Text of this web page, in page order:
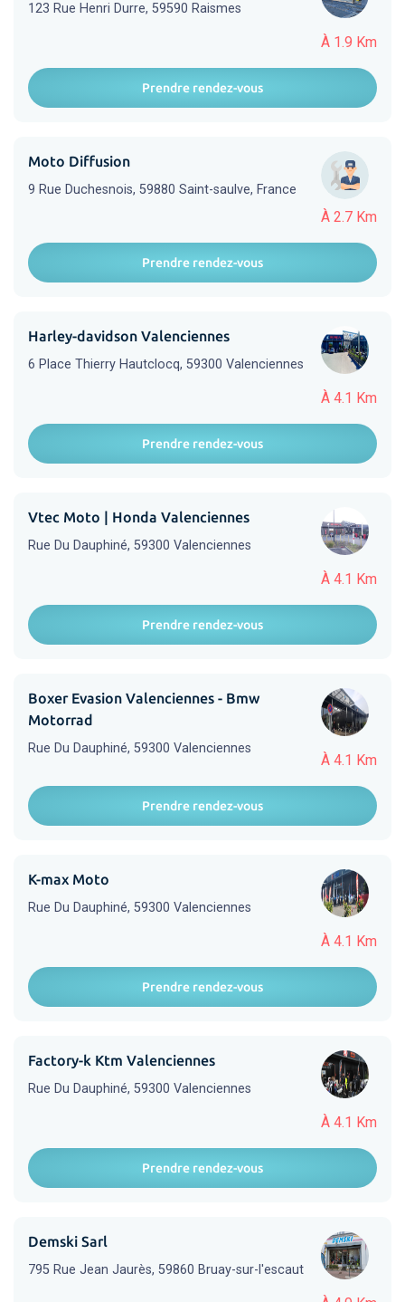
À 1.9 Km
123 Rue Henri Durre, 59590 Raismes
Prendre rendez-vous
À 2.7 Km
Moto Diffusion
9 Rue Duchesnois, 59880 Saint-saulve, France
Prendre rendez-vous
À 4.1 Km
Harley-davidson Valenciennes
6 Place Thierry Hautclocq, 59300 Valenciennes
Prendre rendez-vous
À 4.1 Km
Vtec Moto | Honda Valenciennes
Rue Du Dauphiné, 59300 Valenciennes
Prendre rendez-vous
À 4.1 Km
Boxer Evasion Valenciennes - Bmw
Motorrad
Rue Du Dauphiné, 59300 Valenciennes
Prendre rendez-vous
À 4.1 Km
K-max Moto
Rue Du Dauphiné, 59300 Valenciennes
Prendre rendez-vous
À 4.1 Km
Factory-k Ktm Valenciennes
Rue Du Dauphiné, 59300 Valenciennes
Prendre rendez-vous
Demski Sarl
795 Rue Jean Jaurès, 59860 Bruay-sur-l'escaut